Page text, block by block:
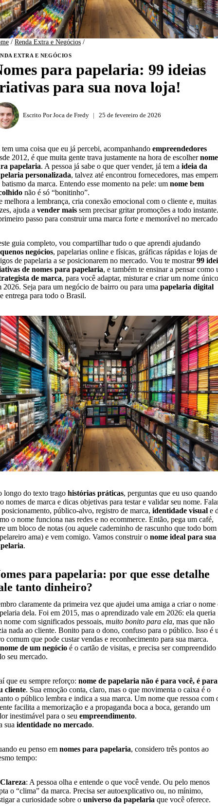
/ Renda Extra e Negócios /
EXTRA E NEGÓCIOS
para papelaria: 99 ideias
para sua nova loja!
Escrito Por Joca de Fredy 25 de fevereiro de 2026
tem uma coisa que eu já percebi, acompanhando empreendedores
2012, é que muita gente trava justamente na hora de escolher
papelaria. A pessoa já sabe o que quer vender, já tem a ideia da
personalizada, talvez até encontrou fornecedores, mas
batismo da marca. Entendo esse momento na pele: um nome bem
não é só “bonitinho”.
melhora a lembrança, cria conexão emocional com o cliente e, muitas
ajuda a vender mais sem precisar gritar promoções a todo
passo para construir uma marca forte e memorável no
guia completo, vou compartilhar tudo o que aprendi ajudando
negócios, papelarias online e físicas, gráficas rápidas e lojas de
de papelaria a se posicionarem no mercado. Vou te mostrar99
de nomes para papelaria, e também te ensinar a pensar como
de marca, para você adaptar, misturar e criar um nome único
2026. Seja para um negócio de bairro ou para uma papelaria digital
entrega para todo o Brasil.
longo do texto trago histórias práticas, perguntas que eu uso quando
nomes de marca e dicas objetivas para testar e validar seu nome.
posicionamento, público-alvo, registro de marca, identidade visual e
o nome funciona nas redes e no ecommerce. Então, pega um café,
um bloco de notas (ou aquele caderninho de rascunho que todo bom
ama) e vem comigo. Vamos construir o nome ideal para sua
.
para papelaria: por que esse detalhe
tanto dinheiro?
claramente da primeira vez que ajudei uma amiga a criar o nome
dela. Foi em 2015, mas o aprendizado vale em 2026: ela queria
nome com significados pessoais, muito bonito para ela, mas que não
nada ao cliente. Bonito para o dono, confuso para o público. Isso é
comum que pode custar vendas e reconhecimento para sua marca.
nome de um negócio é o cartão de visitas, e precisa ser compreendido
seu mercado.
que eu sempre reforço: nome de papelaria não é para você, é
cliente. Sua emoção conta, claro, mas o que movimenta o caixa é o
o público lembra e indica a sua marca. Um nome que ressoa com
facilita a memorização e a propaganda boca a boca, gerando um
inestimável para o seu empreendimento.
sua identidade no mercado.
eu penso em nomes para papelaria, considero três pontos ao
tempo:
: A pessoa olha e entende o que você vende. Ou pelo menos
o “clima” da marca. Precisa ser autoexplicativo ou, no mínimo,
a curiosidade sobre o universo da papelaria que você oferece.